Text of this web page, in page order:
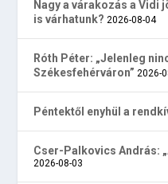
Nagy a várakozás a Vidi
is várhatunk? 2026-08-04
Róth Péter: „Jelenleg
Székesfehérváron” 2026-
Péntektől enyhül a
Cser-Palkovics András:
2026-08-03